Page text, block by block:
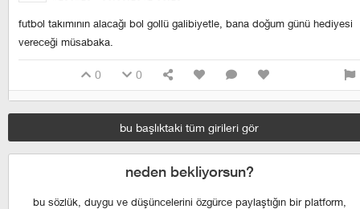
futbol takımının alacağı bol gollü galibiyetle, bana doğum günü hediyesi
vereceği müsabaka.
0 0
bu başlıktaki tüm girileri gör
neden bekliyorsun?
bu sözlük, duygu ve düşüncelerini özgürce paylaştığın bir platform,